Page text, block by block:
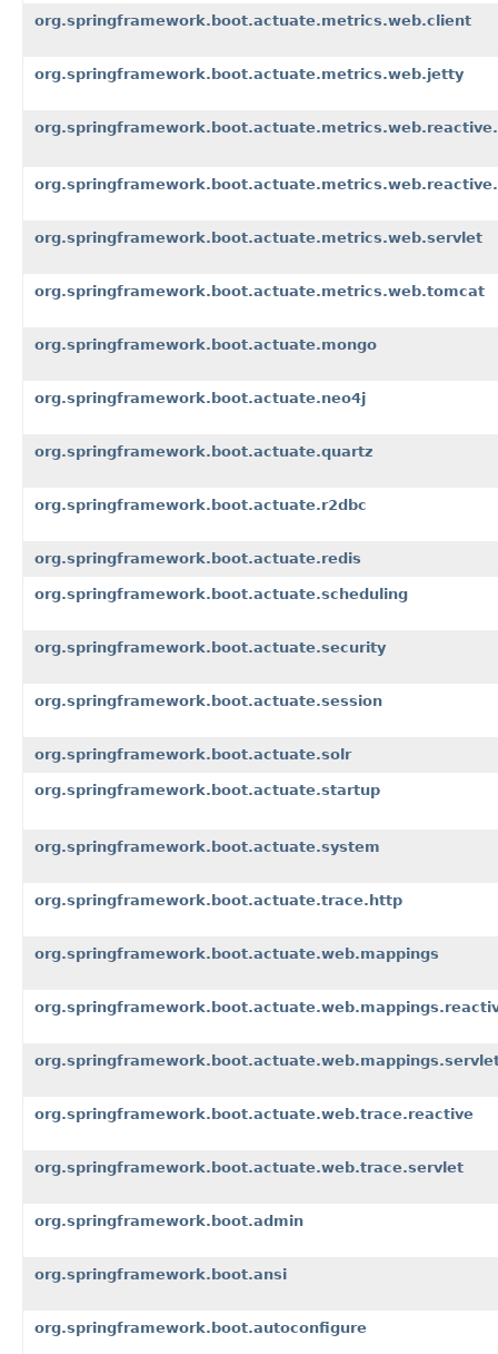
org.springframework.boot.actuate.metrics.web.client
org.springframework.boot.actuate.metrics.web.jetty
org.springframework.boot.actuate.metrics.web.servlet
org.springframework.boot.actuate.metrics.web.tomcat
org.springframework.boot.actuate.mongo
org.springframework.boot.actuate.neo4j
org.springframework.boot.actuate.quartz
org.springframework.boot.actuate.r2dbc
org.springframework.boot.actuate.redis
org.springframework.boot.actuate.scheduling
org.springframework.boot.actuate.security
org.springframework.boot.actuate.session
org.springframework.boot.actuate.solr
org.springframework.boot.actuate.startup
org.springframework.boot.actuate.system
org.springframework.boot.actuate.trace.http
org.springframework.boot.actuate.web.mappings
org.springframework.boot.actuate.web.trace.reactive
org.springframework.boot.actuate.web.trace.servlet
org.springframework.boot.admin
org.springframework.boot.ansi
org.springframework.boot.autoconfigure